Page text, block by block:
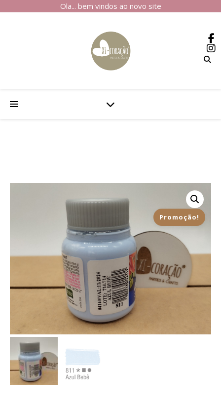
Ola... bem vindos ao novo site
Promoção!